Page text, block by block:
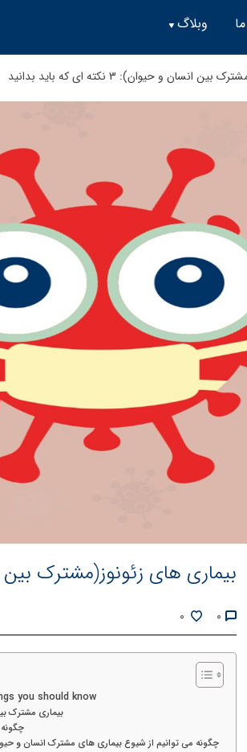
وبلاگ
و حیوان): 3 نکته ای که باید بدانید
بیماری های زئونوز(مشترک بین انسان و
0
0
you should know
بیماری مشترک
چگونه می توانیم از شیوع بیماری های مشترک انسان و